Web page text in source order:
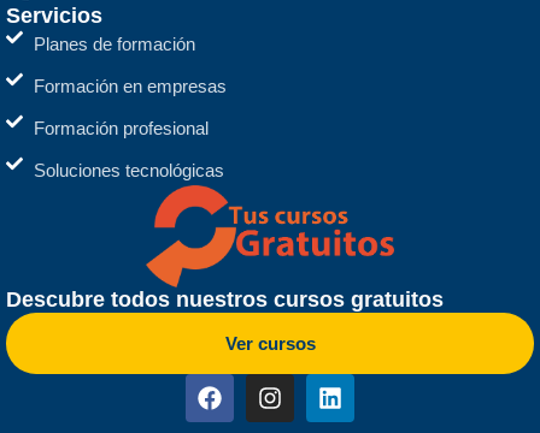
Servicios
Planes de formación
Formación en empresas
Formación profesional
Soluciones tecnológicas
Descubre todos nuestros cursos gratuitos
Ver cursos